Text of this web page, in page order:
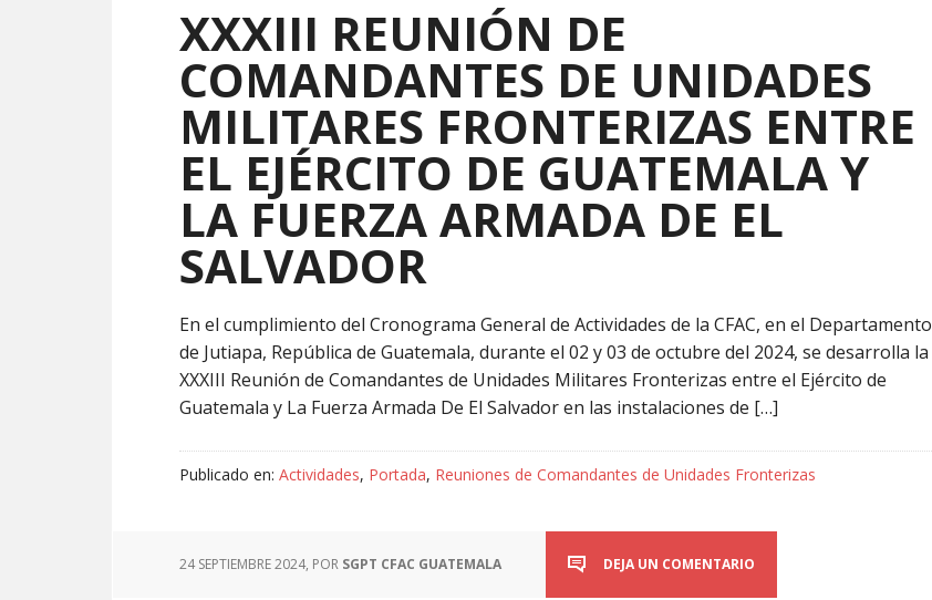
XXXIII REUNIÓN DE
COMANDANTES DE UNIDADES
MILITARES FRONTERIZAS ENTRE
EL EJÉRCITO DE GUATEMALA Y
LA FUERZA ARMADA DE EL
SALVADOR
En el cumplimiento del Cronograma General de Actividades de la CFAC, en el Departamento
de Jutiapa, República de Guatemala, durante el 02 y 03 de octubre del 2024, se desarrolla la
XXXIII Reunión de Comandantes de Unidades Militares Fronterizas entre el Ejército de
Guatemala y La Fuerza Armada De El Salvador en las instalaciones de […]
Publicado en: Actividades, Portada, Reuniones de Comandantes de Unidades Fronterizas
24 SEPTIEMBRE 2024, POR SGPT CFAC GUATEMALA DEJA UN COMENTARIO